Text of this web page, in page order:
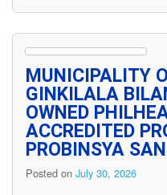
MUNICIPALITY
GINKILALA
OWNED
ACCREDITED
PROBINSYA
Posted on July 30, 2026